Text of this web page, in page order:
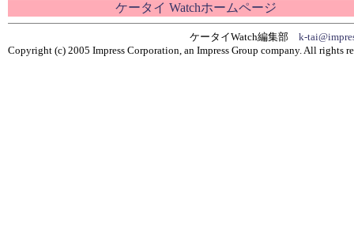
ケータイ Watchホームページ
ケータイWatch編集部 k-
Copyright (c) 2005 Impress Corporation, an Impress Group company. All rights